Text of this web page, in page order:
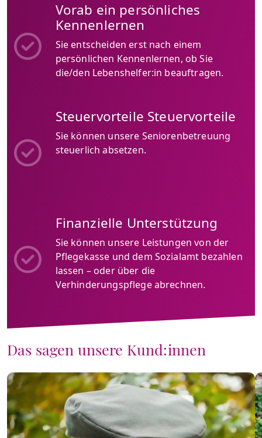
Vorab ein persönliches
Kennenlernen
Sie entscheiden erst nach einem
persönlichen Kennenlernen, ob Sie
die/den Lebenshelfer:in beauftragen.
Steuervorteile Steuervorteile
Sie können unsere Seniorenbetreuung
steuerlich absetzen.
Finanzielle Unterstützung
Sie können unsere Leistungen von der
Pflegekasse und dem Sozialamt bezahlen
lassen – oder über die
Verhinderungspflege abrechnen.
Das sagen unsere Kund:innen